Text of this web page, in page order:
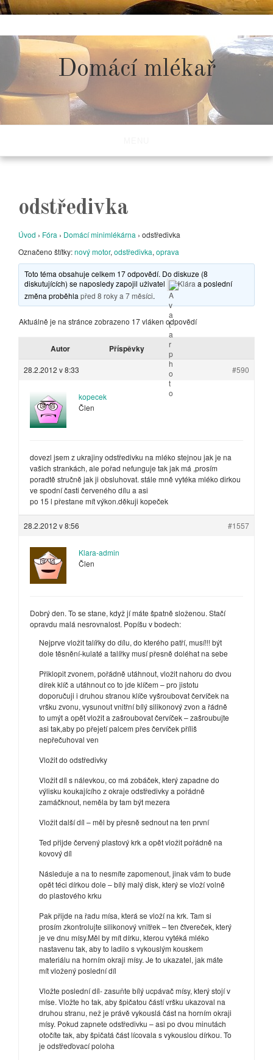
to
content
Domácí mlékař
odstředivka
Úvod › Fóra › Domácí minimlékárna › odstředivka
Označeno štítky:nový motor, odstředivka, oprava
Toto téma obsahuje celkem 17 odpovědí. Do diskuze (8
diskutujících) se naposledy zapojil uživatel
Klára a poslední
změna proběhlapřed 8 roky a 7 měsíci.
Aktuálně je na stránce zobrazeno 17 vláken odpovědí
Autor Příspěvky
28.2.2012 v 8:33 #590
kopecek
Člen
dovezl jsem z ukrajiny odstředivku na mléko stejnou jak je na
vašich strankách, ale pořad nefunguje tak jak má ,prosím
poradtě stručně jak ji obsluhovat. stále mně vytéka mléko dirkou
ve spodní časti červeného dílu a asi
po 15 l přestane mít výkon.děkuji kopeček
28.2.2012 v 8:56 #1557
Klara-admin
Člen
Dobrý den. To se stane, když jí máte špatně složenou. Stačí
opravdu malá nesrovnalost. Popíšu v bodech:
Nejprve vložit talířky do dílu, do kterého patří, musí!!! být
dole těsnění-kulaté a talířky musí přesně doléhat na sebe
Přiklopit zvonem, pořádně utáhnout, vložit nahoru do dvou
dírek klíč a utáhnout co to jde klíčem – pro jistotu
doporučuji i druhou stranou klíče vyšroubovat červíček na
vršku zvonu, vysunout vnitřní bílý silikonový zvon a řádně
to umýt a opět vložit a zašroubovat červíček – zašroubujte
asi tak,aby po přejetí palcem přes červíček příliš
nepřečuhoval ven
Vložit do odstředivky
Vložit díl s nálevkou, co má zobáček, který zapadne do
výlisku koukajícího z okraje odstředivky a pořádně
zamáčknout, neměla by tam být mezera
Vložit další díl – měl by přesně sednout na ten první
Ted přijde červený plastový krk a opět vložit pořádně na
kovový díl
Následuje a na to nesmíte zapomenout, jinak vám to bude
opět téci dírkou dole – bílý malý disk, který se vloží volně
do plastového krku
Pak přijde na řadu mísa, která se vloží na krk. Tam si
prosím zkontrolujte silikonový vnitřek – ten čtvereček, který
je ve dnu mísy.Měl by mít dírku, kterou vytéká mléko
nastavenu tak, aby to ladilo s vykouslým kouskem
materiálu na horním okraji mísy. Je to ukazatel, jak máte
mít vložený poslední díl
Vložte poslední díl- zasuňte bílý ucpávač mísy, který stojí v
míse. Vložte ho tak, aby špičatou částí vršku ukazoval na
druhou stranu, než je právě vykouslá část na horním okraji
mísy. Pokud zapnete odstředivku – asi po dvou minutách
otočíte tak, aby špičatá část lícovala s vykouslou dírkou. To
je odstřeďovací poloha